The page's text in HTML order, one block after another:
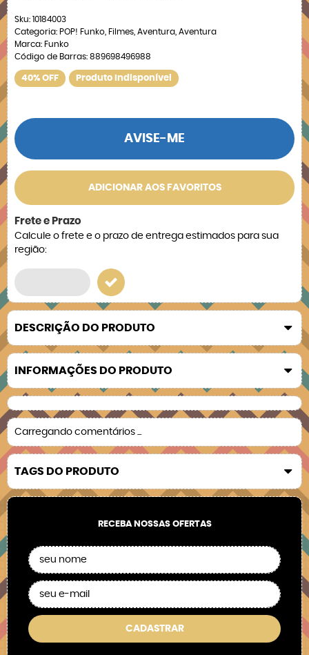
Sku: 10184003
Categoria: POP! Funko Filmes Aventura Aventura
Marca: Funko
Código de Barras: 889698496988
40% OFF Produto Indisponível
AVISE-ME
ADICIONAR AOS FAVORITOS
Frete e Prazo
Calcule o frete e o prazo de entrega estimados para sua
região:
DESCRIÇÃO DO PRODUTO
INFORMAÇÕES DO PRODUTO
Carregando comentários ...
TAGS DO PRODUTO
RECEBA NOSSAS OFERTAS
CADASTRAR